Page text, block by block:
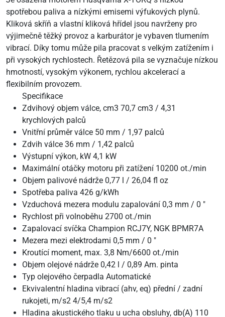
spotřebou paliva a nízkými emisemi výfukových plynů.
Kliková skříň a vlastní kliková hřídel jsou navrženy pro
výjimečně těžký provoz a karburátor je vybaven tlumením
vibrací. Díky tomu může pila pracovat s velkým zatížením i
při vysokých rychlostech. Řetězová pila se vyznačuje nízkou
hmotností, vysokým výkonem, rychlou akcelerací a
flexibilním provozem.
Specifikace
Zdvihový objem válce, cm3 70,7 cm3 / 4,31
krychlových palců
Vnitřní průměr válce 50 mm / 1,97 palců
Zdvih válce 36 mm / 1,42 palců
Výstupní výkon, kW 4,1 kW
Maximální otáčky motoru při zatížení 10200 ot./min
Objem palivové nádrže 0,77 l / 26,04 fl oz
Spotřeba paliva 426 g/kWh
Vzduchová mezera modulu zapalování 0,3 mm / 0 "
Rychlost při volnoběhu 2700 ot./min
Zapalovací svíčka Champion RCJ7Y, NGK BPMR7A
Mezera mezi elektrodami 0,5 mm / 0 "
Kroutící moment, max. 3,8 Nm/6600 ot./min
Objem olejové nádrže 0,42 l / 0,89 Am. pinta
Typ olejového čerpadla Automatické
Ekvivalentní hladina vibrací (ahv, eq) přední / zadní
rukojeti, m/s2 4/5,4 m/s2
Hladina akustického tlaku u ucha obsluhy, db(A) 110